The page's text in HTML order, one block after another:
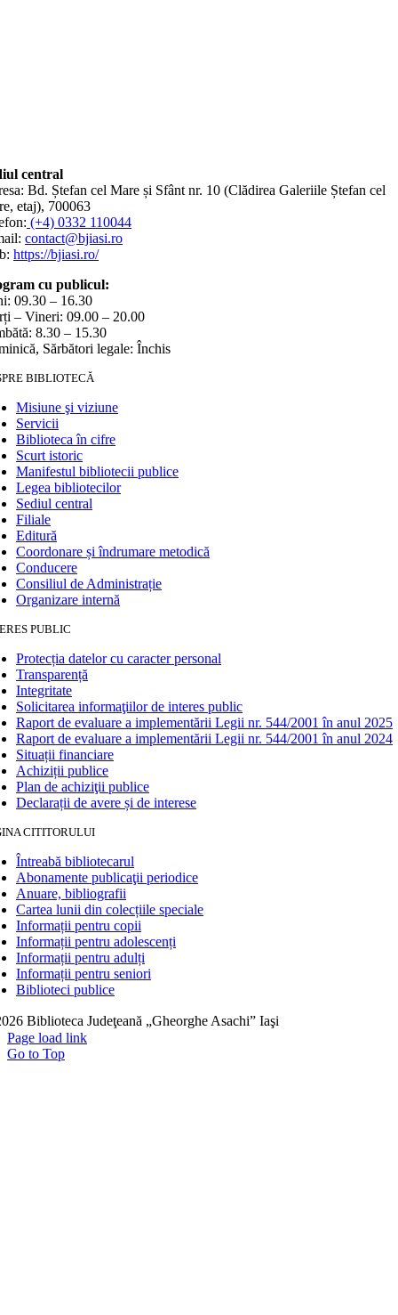
central
Bd. Ștefan cel Mare și Sfânt nr. 10 (Clădirea Galeriile Ștefan cel
etaj), 700063
(+4) 0332 110044
contact@bjiasi.ro
https://bjiasi.ro/
cu publicul:
09.30 – 16.30
– Vineri: 09.00 – 20.00
8.30 – 15.30
Sărbători legale: Închis
BIBLIOTECĂ
Misiune şi viziune
Servicii
Biblioteca în cifre
Scurt istoric
Manifestul bibliotecii publice
Legea bibliotecilor
Sediul central
Filiale
Editură
Coordonare și îndrumare metodică
Conducere
Consiliul de Administrație
Organizare internă
PUBLIC
Protecția datelor cu caracter personal
Transparență
Integritate
Solicitarea informaţiilor de interes public
Raport de evaluare a implementării Legii nr. 544/2001 în anul 2025
Raport de evaluare a implementării Legii nr. 544/2001 în anul 2024
Situații financiare
Achiziții publice
Plan de achiziţii publice
Declarații de avere și de interese
CITITORULUI
Întreabă bibliotecarul
Abonamente publicaţii periodice
Anuare, bibliografii
Cartea lunii din colecțiile speciale
Informații pentru copii
Informații pentru adolescenți
Informații pentru adulți
Informații pentru seniori
Biblioteci publice
Biblioteca Judeţeană „Gheorghe Asachi” Iaşi
Page load link
Go to Top